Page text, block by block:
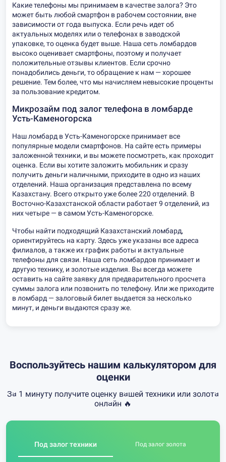
Какие телефоны мы принимаем в качестве залога? Это
может быть любой смартфон в рабочем состоянии, вне
зависимости от года выпуска. Если речь идет об
актуальных моделях или о телефонах в заводской
упаковке, то оценка будет выше. Наша сеть ломбардов
высоко оценивает смартфоны, поэтому и получает
положительные отзывы клиентов. Если срочно
понадобились деньги, то обращение к нам — хорошее
решение. Тем более, что мы начисляем невысокие проценты
за пользование кредитом.
Микрозайм под залог телефона в ломбарде
Усть-Каменогорска
Наш ломбард в Усть-Каменогорске принимает все
популярные модели смартфонов. На сайте есть примеры
заложенной техники, и вы можете посмотреть, как проходит
оценка. Если вы хотите заложить мобильник и сразу
получить деньги наличными, приходите в одно из наших
отделений. Наша организация представлена по всему
Казахстану. Всего открыто уже более 220 отделений. В
Восточно-Казахстанской области работает 9 отделений, из
них четыре — в самом Усть-Каменогорске.
Чтобы найти подходящий Казахстанский ломбард,
ориентируйтесь на карту. Здесь уже указаны все адреса
филиалов, а также их график работы и актуальные
телефоны для связи. Наша сеть ломбардов принимает и
другую технику, и золотые изделия. Вы всегда можете
оставить на сайте заявку для предварительного просчета
суммы залога или позвонить по телефону. Или же приходите
в ломбард — залоговый билет выдается за несколько
минут, и деньги выдаются сразу же.
Воспользуйтесь нашим калькулятором для
оценки
За 1 минуту получите оценку вашей техники или золота
онлайн 🔥
Под залог техники Под залог золота